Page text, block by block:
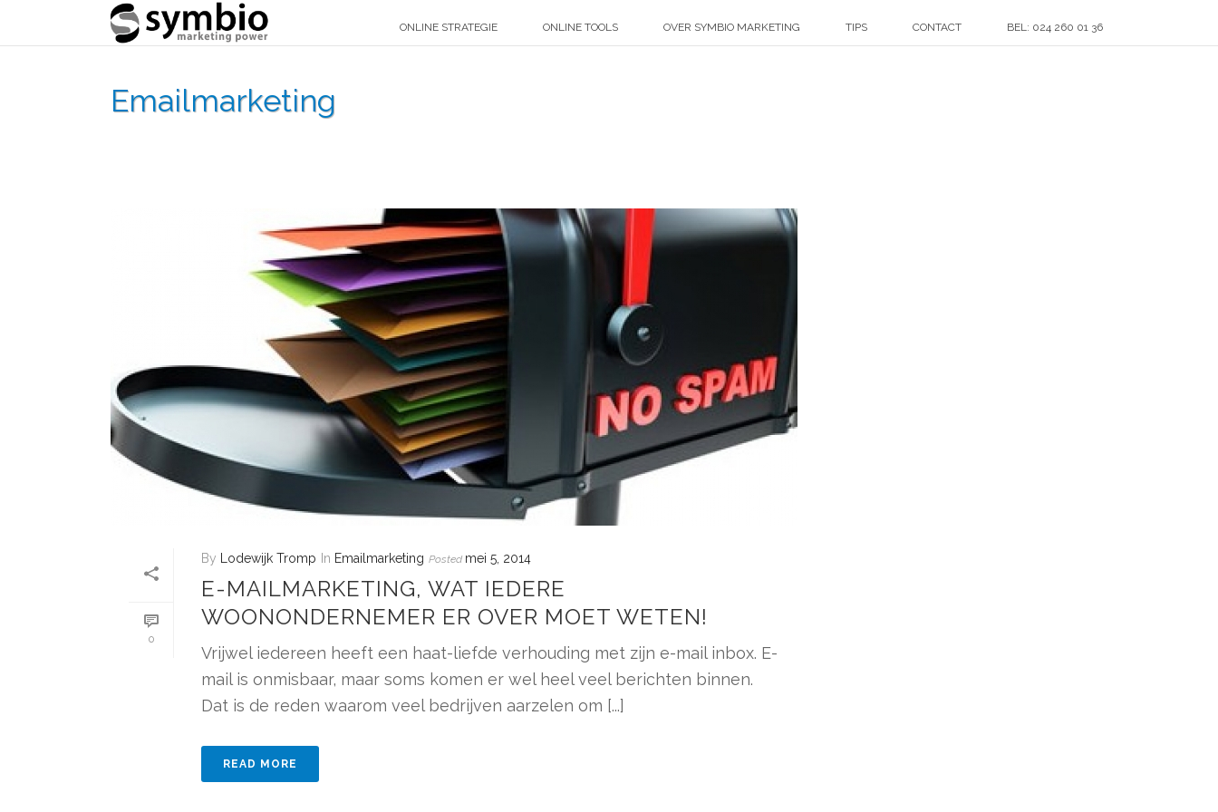
ONLINE STRATEGIE ONLINE TOOLS OVER SYMBIO MARKETING TIPS CONTACT BEL: 024 260 01 36
Emailmarketing
0
By Lodewijk Tromp In Emailmarketing Posted mei 5, 2014
E-MAILMARKETING, WAT IEDERE
WOONONDERNEMER ER OVER MOET WETEN!
Vrijwel iedereen heeft een haat-liefde verhouding met zijn e-mail inbox. E-
mail is onmisbaar, maar soms komen er wel heel veel berichten binnen.
Dat is de reden waarom veel bedrijven aarzelen om [...]
READ MORE